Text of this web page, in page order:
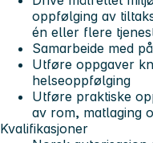
oppfølging av
én eller flere
Samarbeide med
Utføre oppgaver
helseoppfølging
Utføre praktiske
av rom, matlaging
Kvalifikasjoner